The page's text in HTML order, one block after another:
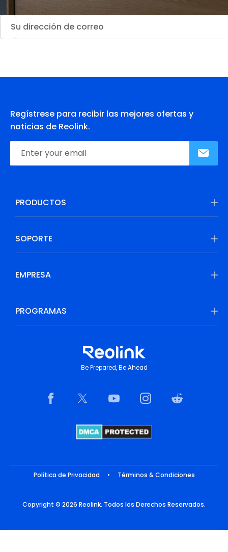
Regístrese para recibir las mejores ofertas y
noticias de Reolink.
PRODUCTOS
SOPORTE
EMPRESA
PROGRAMAS
Be Prepared, Be Ahead
Política de Privacidad • Términos & Condiciones
Copyright © 2026 Reolink. Todos los Derechos Reservados.